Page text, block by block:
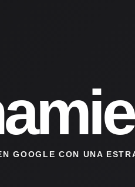
GOOGLE CON UNA